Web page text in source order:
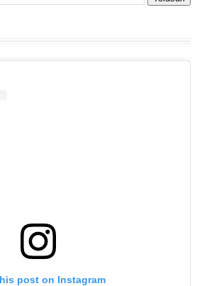
post on Instagram